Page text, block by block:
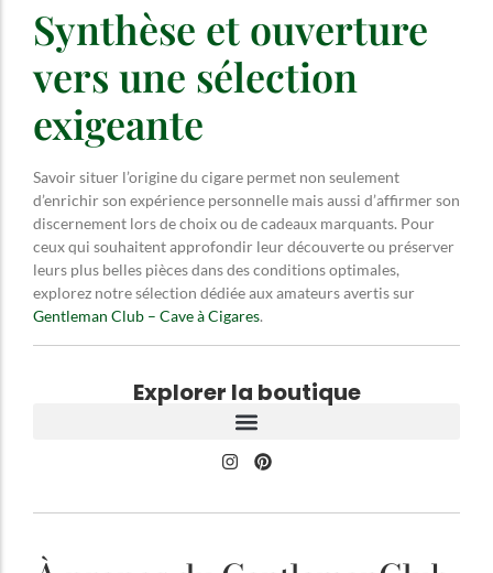
Synthèse et ouverture
vers une sélection
exigeante
Savoir situer l’origine du cigare permet non seulement
d’enrichir son expérience personnelle mais aussi d’affirmer son
discernement lors de choix ou de cadeaux marquants. Pour
ceux qui souhaitent approfondir leur découverte ou préserver
leurs plus belles pièces dans des conditions optimales,
explorez notre sélection dédiée aux amateurs avertis sur
Gentleman Club – Cave à Cigares.
Explorer la boutique